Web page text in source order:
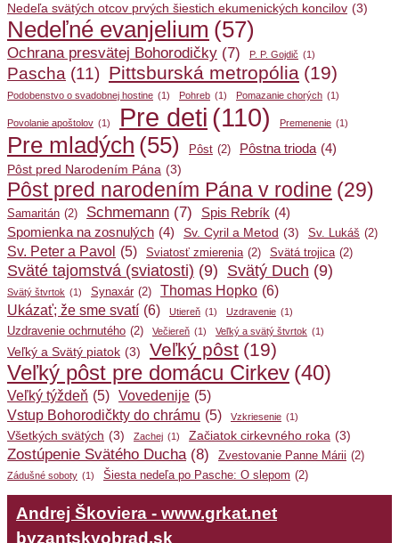
Nedeľa svätých otcov prvých šiestich ekumenických koncilov (3)
Nedeľné evanjelium (57)
Ochrana presvätej Bohorodičky (7) P. P. Gojdič (1)
Pascha (11) Pittsburská metropólia (19)
Podobenstvo o svadobnej hostine (1) Pohreb (1) Pomazanie chorých (1)
Povolanie apoštolov (1) Pre deti (110) Premenenie (1)
Pre mladých (55) Pôst (2) Pôstna trioda (4)
Pôst pred Narodením Pána (3)
Pôst pred narodením Pána v rodine (29)
Samaritán (2) Schmemann (7) Spis Rebrík (4)
Spomienka na zosnulých (4) Sv. Cyril a Metod (3) Sv. Lukáš (2)
Sv. Peter a Pavol (5) Sviatosť zmierenia (2) Svätá trojica (2)
Sväté tajomstvá (sviatosti) (9) Svätý Duch (9)
Svätý štvrtok (1) Synaxár (2) Thomas Hopko (6)
Ukázať; že sme svatí (6) Utiereň (1) Uzdravenie (1)
Uzdravenie ochrnutého (2) Večiereň (1) Veľký a svätý štvrtok (1)
Veľký a Svätý piatok (3) Veľký pôst (19)
Veľký pôst pre domácu Cirkev (40)
Veľký týždeň (5) Vovedenije (5)
Vstup Bohorodičkty do chrámu (5) Vzkriesenie (1)
Všetkých svätých (3) Zachej (1) Začiatok cirkevného roka (3)
Zostúpenie Svätého Ducha (8) Zvestovanie Panne Márii (2)
Zádušné soboty (1) Šiesta nedeľa po Pasche: O slepom (2)
Andrej Škoviera - www.grkat.net
byzantskyobrad.sk